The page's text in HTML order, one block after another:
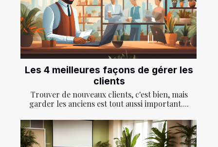
Les 4 meilleures façons de gérer les
clients
Trouver de nouveaux clients, c'est bien, mais
garder les anciens est tout aussi important....